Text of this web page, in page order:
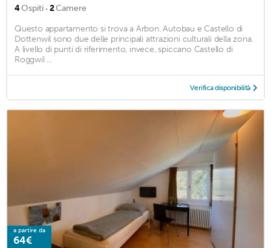
4Ospiti · 2Camere
Questo appartamento si trova a Arbon. Autobau e Castello di
Dottenwil sono due delle principali attrazioni culturali della zona.
A livello di punti di riferimento, invece, spiccano Castello di
Roggwil ...
Verifica disponibilità
a partire da
64€